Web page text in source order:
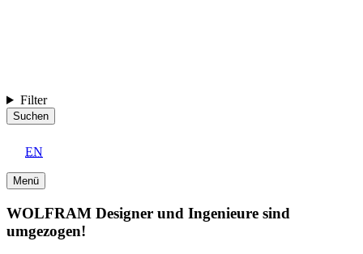
Filter
Suchen
EN
Menü
WOLFRAM Designer und Ingenieure sind
umgezogen!